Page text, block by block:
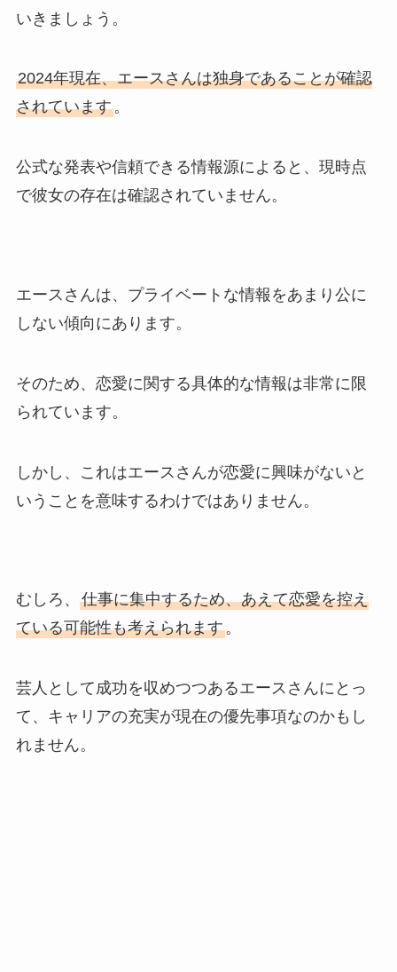
いきましょう。
2024年現在、エースさんは独身であることが確認
されています。
公式な発表や信頼できる情報源によると、現時点
で彼女の存在は確認されていません。
エースさんは、プライベートな情報をあまり公に
しない傾向にあります。
そのため、恋愛に関する具体的な情報は非常に限
られています。
しかし、これはエースさんが恋愛に興味がないと
いうことを意味するわけではありません。
むしろ、 仕事に集中するため、あえて恋愛を控え
ている可能性も考えられます。
芸人として成功を収めつつあるエースさんにとっ
て、キャリアの充実が現在の優先事項なのかもし
れません。